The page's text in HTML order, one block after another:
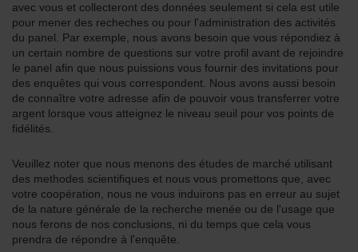
avec vous et collecteront des données seulement si cela est utile
pour mener des recheches ou pour l'administration des activités
du panel. Par exemple, nous avons besoin que vous répondiez à
un certain nombre de questions sur votre profil avant de rejoindre
le panel afin que nous puissions vous fournir des invitations pour
des enquêtes qui vous correspondent. Nous avons aussi besoin
de connaître votre adresse afin de pouvoir vous transferrer votre
argent lorsque vous atteignez le niveau seuil pour vos points de
fidélités.
Veuillez noter que nous menons des études de marché utilisant
des methodes scientifiques et nous vous promettons que, avec
votre coopération, nous ne vous induirons pas en erreur au sujet
de la nature générale de la recherche menée ou de l'usage que
nous ferons de nos conclusions, ni du temps que cela vous
prendra de répondre à l'enquête.